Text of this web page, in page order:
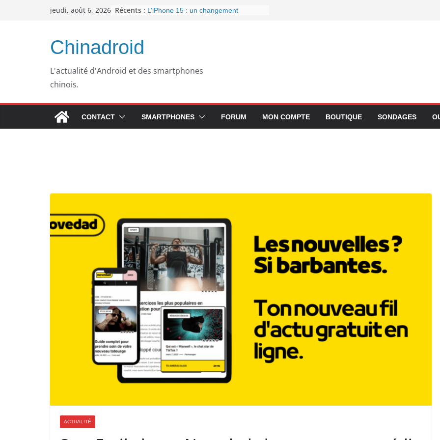
jeudi, août 6, 2026 Récents : L’iPhone 15 : un changement
septembre 2023
Chinadroid
L'actualité d'Android et des smartphones
chinois.
CONTACT SMARTPHONES FORUM MON COMPTE BOUTIQUE SONDAGES
ACTUALITÉ